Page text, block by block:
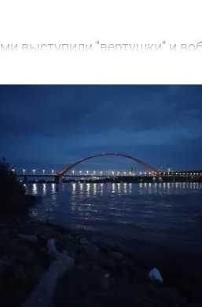
выступили "вертушки" и
Стихло в округе.
судачок грамм на 500
так 95), и на этом всё!
средств.
один сошёл, ну и хорошо.
рад.